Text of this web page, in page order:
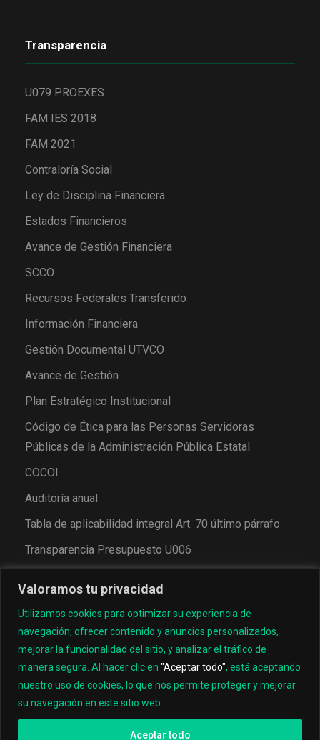
Valoramos tu privacidad
Utilizamos cookies para optimizar su experiencia de
navegación, ofrecer contenido y anuncios personalizados,
mejorar la funcionalidad del sitio, y analizar el tráfico de
manera segura. Al hacer clic en "Aceptar todo", está aceptando
nuestro uso de cookies, lo que nos permite proteger y mejorar
su navegación en este sitio web.
Aceptar todo
Transparencia
U079 PROEXES
FAM IES 2018
FAM 2021
Contraloría Social
Ley de Disciplina Financiera
Estados Financieros
Avance de Gestión Financiera
SCCO
Recursos Federales Transferido
Información Financiera
Gestión Documental UTVCO
Avance de Gestión
Plan Estratégico Institucional
Código de Ética para las Personas Servidoras
Públicas de la Administración Pública Estatal
COCOI
Auditoría anual
Tabla de aplicabilidad integral Art. 70 último párrafo
Transparencia Presupuesto U006
© 2022, Universidad Tecnológica de los Valles Centrales
de Oaxaca